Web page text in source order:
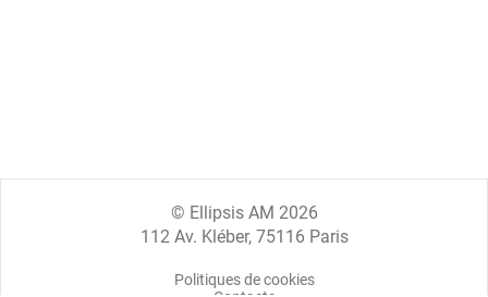
© Ellipsis AM 2026
112 Av. Kléber, 75116 Paris
Politiques de cookies